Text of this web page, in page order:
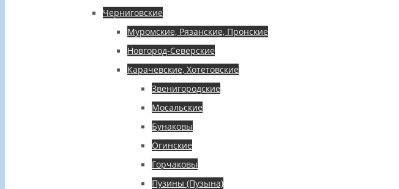
Черниговские
Муромские, Рязанские, Пронские
Новгород-Северские
Карачевские, Хотетовские
Звенигородские
Мосальские
Бунаковы
Огинские
Горчаковы
Пузины (Пузына)